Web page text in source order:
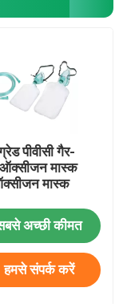
पीवीसी गैर-
ऑक्सीजन मास्क
मास्क
अच्छी कीमत
हमसे संपर्क करें